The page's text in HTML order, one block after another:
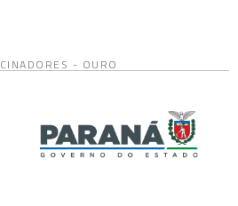
- OURO